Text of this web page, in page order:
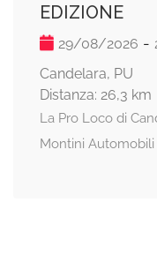
EDIZIONE
29/08/2026 -
Candelara, PU
Distanza: 26,3 km
La Pro Loco di
Montini